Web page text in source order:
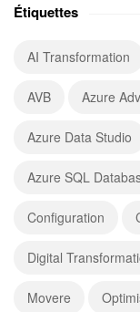
Étiquettes
AI Transformation
AVB Azure
Azure Data Studio
Azure SQL
Configuration
Digital
Movere